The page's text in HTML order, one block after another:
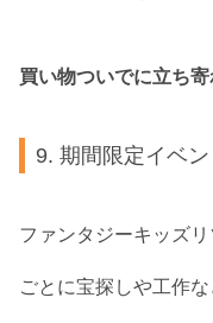
買い物ついでに立ち寄
9. 期間限定イベ
ファンタジーキッズ
ごとに宝探しや工作